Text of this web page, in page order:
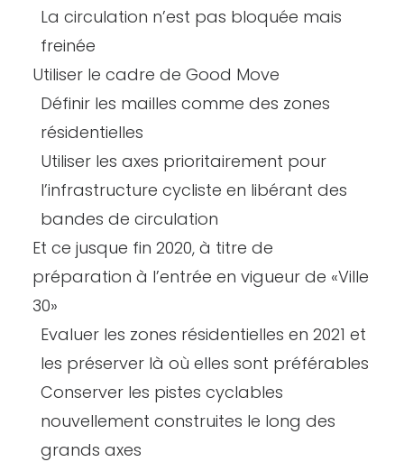
La circulation n’est pas bloquée mais
freinée
Utiliser le cadre de Good Move
Définir les mailles comme des zones
résidentielles
Utiliser les axes prioritairement pour
l’infrastructure cycliste en libérant des
bandes de circulation
Et ce jusque fin 2020, à titre de
préparation à l’entrée en vigueur de «Ville
30»
Evaluer les zones résidentielles en 2021 et
les préserver là où elles sont préférables
Conserver les pistes cyclables
nouvellement construites le long des
grands axes